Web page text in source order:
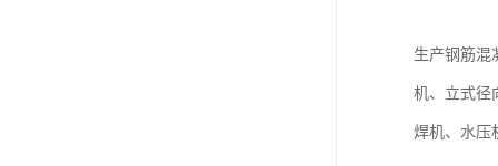
生产钢筋混
机、立式径
焊机、水压